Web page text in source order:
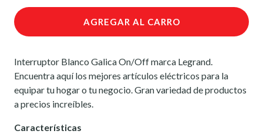
AGREGAR AL CARRO
Interruptor Blanco Galica On/Off marca Legrand.
Encuentra aquí los mejores artículos eléctricos para la
equipar tu hogar o tu negocio. Gran variedad de productos
a precios increíbles.
Características